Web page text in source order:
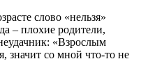
слово «нельзя»
– плохие родители,
«Взрослым
значит со мной что-то не